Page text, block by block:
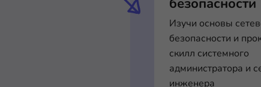
Изучи основы
безопасности и
скилл системного
администратора и
инженера